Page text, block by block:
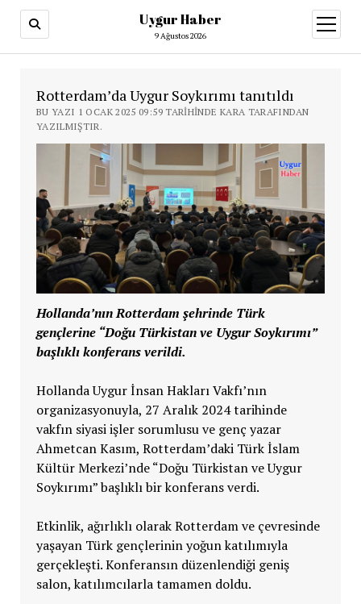
Uygur Haber
9 Ağustos 2026
aç
Rotterdam’da Uygur Soykırımı tanıtıldı
BU YAZI 1 OCAK 2025 09:59 TARIHINDE KARA TARAFINDAN
YAZILMIŞTIR.
Hollanda’nın Rotterdam şehrinde Türk
gençlerine “Doğu Türkistan ve Uygur Soykırımı”
başlıklı konferans verildi.
Hollanda Uygur İnsan Hakları Vakfı’nın
organizasyonuyla, 27 Aralık 2024 tarihinde
vakfın siyasi işler sorumlusu ve genç yazar
Ahmetcan Kasım, Rotterdam’daki Türk İslam
Kültür Merkezi’nde “Doğu Türkistan ve Uygur
Soykırımı” başlıklı bir konferans verdi.
Etkinlik, ağırlıklı olarak Rotterdam ve çevresinde
yaşayan Türk gençlerinin yoğun katılımıyla
gerçekleşti. Konferansın düzenlendiği geniş
salon, katılımcılarla tamamen doldu.